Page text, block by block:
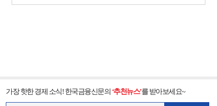
가장 핫한 경제 소식! 한국금융신문의 ‘추천뉴스’를 받아보세요~